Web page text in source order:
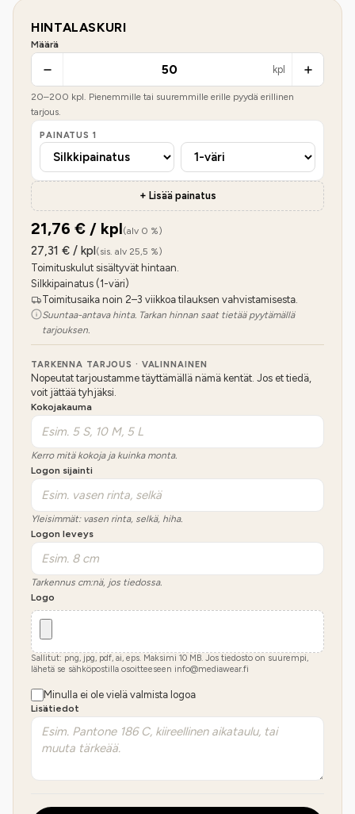
HINTALASKURI
Määrä
kpl
20–200 kpl. Pienemmille tai suuremmille erille pyydä erillinen
tarjous.
PAINATUS 1
+ Lisää painatus
21,76 € / kpl(alv 0 %)
27,31 € / kpl(sis. alv 25,5 %)
Toimituskulut sisältyvät hintaan.
Silkkipainatus (1-väri)
Toimitusaika noin 2–3 viikkoa tilauksen vahvistamisesta.
Suuntaa-antava hinta. Tarkan hinnan saat tietää pyytämällä
tarjouksen.
TARKENNA TARJOUS · VALINNAINEN
Nopeutat tarjoustamme täyttämällä nämä kentät. Jos et tiedä,
voit jättää tyhjäksi.
Kokojakauma
Kerro mitä kokoja ja kuinka monta.
Logon sijainti
Yleisimmät: vasen rinta, selkä, hiha.
Logon leveys
Tarkennus cm:nä, jos tiedossa.
Logo
Sallitut: png, jpg, pdf, ai, eps. Maksimi 10 MB. Jos tiedosto on suurempi,
lähetä se sähköpostilla osoitteeseen info@mediawear.fi
Minulla ei ole vielä valmista logoa
Lisätiedot